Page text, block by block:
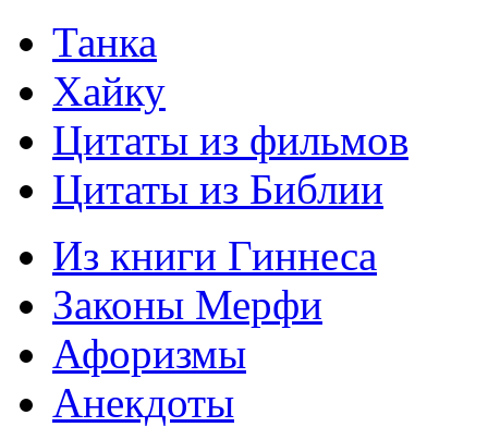
Танка
Хайку
Цитаты из фильмов
Цитаты из Библии
Из книги Гиннеса
Законы Мерфи
Афоризмы
Анекдоты